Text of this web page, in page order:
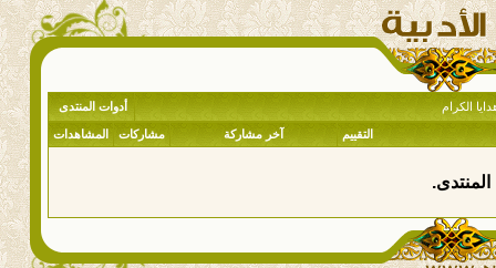
الكرام أدوات المنتدى
التقييم آخر مشاركة مشاركات المشاهدات